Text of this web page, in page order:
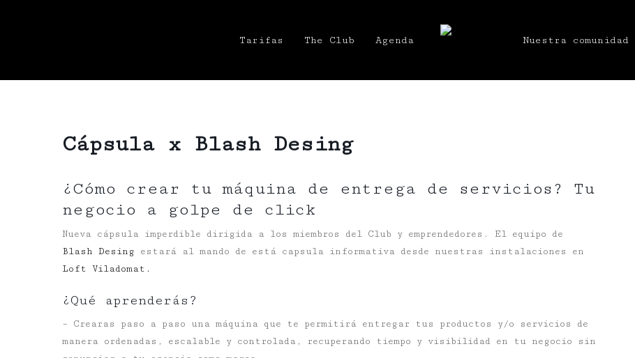
Tarifas The Club Agenda Nuestra comunidad
Cápsula x Blash Desing
¿Cómo crear tu máquina de entrega de servicios? Tu
negocio a golpe de click
Nueva cápsula imperdible dirigida a los miembros del Club y emprendedores. El equipo de
Blash Desing estará al mando de está capsula informativa desde nuestras instalaciones en
Loft Viladomat.
¿Qué aprenderás?
– Crearas paso a paso una máquina que te permitirá entregar tus productos y/o servicios de
manera ordenadas, escalable y controlada, recuperando tiempo y visibilidad en tu negocio sin